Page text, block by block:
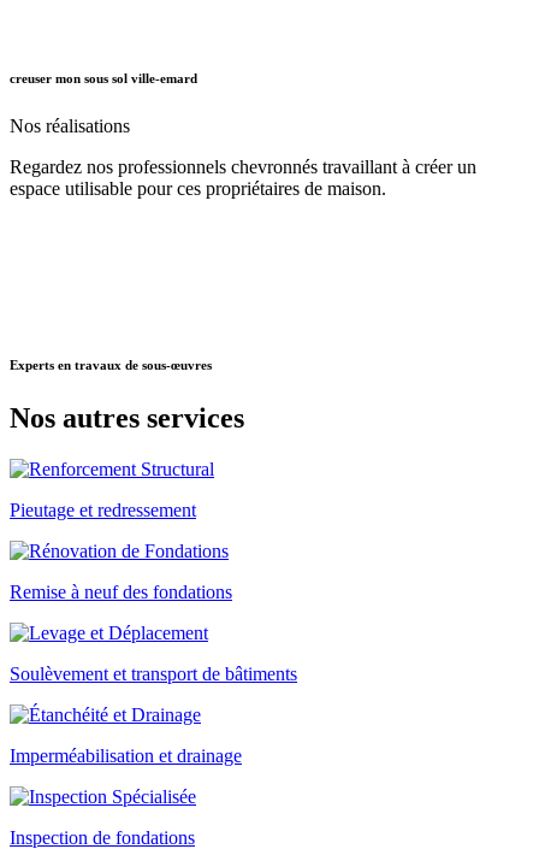
creuser mon sous sol ville-emard
Nos réalisations
Regardez nos professionnels chevronnés travaillant à créer un
espace utilisable pour ces propriétaires de maison.
Experts en travaux de sous-œuvres
Nos autres services
Pieutage et redressement
Remise à neuf des fondations
Soulèvement et transport de bâtiments
Imperméabilisation et drainage
Inspection de fondations